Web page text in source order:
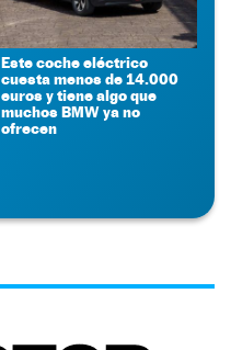
Este coche eléctrico
cuesta menos de 14.000
euros y tiene algo que
muchos BMW ya no
ofrecen